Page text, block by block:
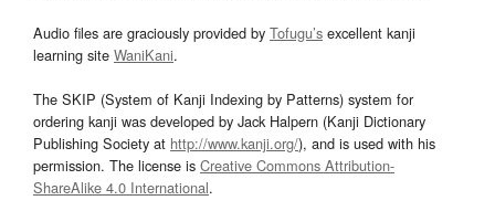
Audio files are graciously provided by Tofugu’s excellent kanji
learning site WaniKani.
The SKIP (System of Kanji Indexing by Patterns) system for
ordering kanji was developed by Jack Halpern (Kanji Dictionary
Publishing Society at http://www.kanji.org/), and is used with his
permission. The license is Creative Commons Attribution-
ShareAlike 4.0 International.